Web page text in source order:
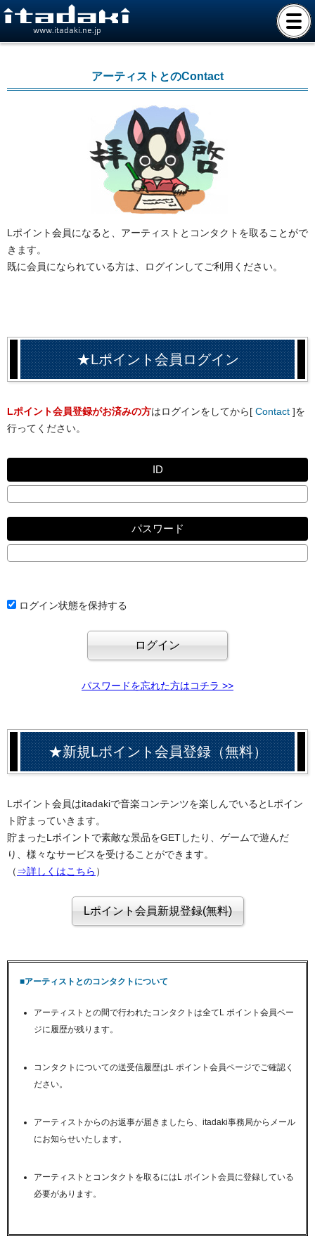
www.itadaki.ne.jp
アーティストとのContact
Lポイント会員になると、アーティストとコンタクトを取ることがで
きます。
既に会員になられている方は、ログインしてご利用ください。
★Lポイント会員ログイン
Lポイント会員登録がお済みの方はログインをしてから[ Contact ]を
行ってください。
ID
パスワード
ログイン状態を保持する
パスワードを忘れた方はコチラ >>
★新規Lポイント会員登録（無料）
Lポイント会員はitadakiで音楽コンテンツを楽しんでいるとLポイン
ト貯まっていきます。
貯まったLポイントで素敵な景品をGETしたり、ゲームで遊んだ
り、様々なサービスを受けることができます。
（ ⇒詳しくはこちら ）
■アーティストとのコンタクトについて
アーティストとの間で行われたコンタクトは全てL ポイント会員ペー
ジに履歴が残ります。
コンタクトについての送受信履歴はL ポイント会員ページでご確認く
ださい。
アーティストからのお返事が届きましたら、itadaki事務局からメール
にお知らせいたします。
アーティストとコンタクトを取るにはL ポイント会員に登録している
必要があります。